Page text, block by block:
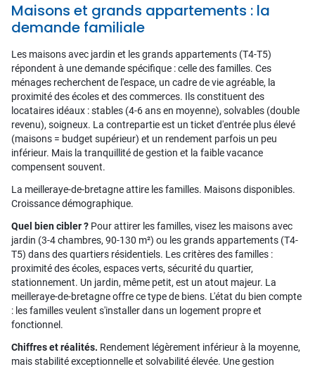
Maisons et grands appartements : la
demande familiale
Les maisons avec jardin et les grands appartements (T4-T5)
répondent à une demande spécifique : celle des familles. Ces
ménages recherchent de l'espace, un cadre de vie agréable, la
proximité des écoles et des commerces. Ils constituent des
locataires idéaux : stables (4-6 ans en moyenne), solvables (double
revenu), soigneux. La contrepartie est un ticket d'entrée plus élevé
(maisons = budget supérieur) et un rendement parfois un peu
inférieur. Mais la tranquillité de gestion et la faible vacance
compensent souvent.
La meilleraye-de-bretagne attire les familles. Maisons disponibles.
Croissance démographique.
Quel bien cibler ? Pour attirer les familles, visez les maisons avec
jardin (3-4 chambres, 90-130 m²) ou les grands appartements (T4-
T5) dans des quartiers résidentiels. Les critères des familles :
proximité des écoles, espaces verts, sécurité du quartier,
stationnement. Un jardin, même petit, est un atout majeur. La
meilleraye-de-bretagne offre ce type de biens. L'état du bien compte
: les familles veulent s'installer dans un logement propre et
fonctionnel.
Chiffres et réalités. Rendement légèrement inférieur à la moyenne,
mais stabilité exceptionnelle et solvabilité élevée. Une gestion